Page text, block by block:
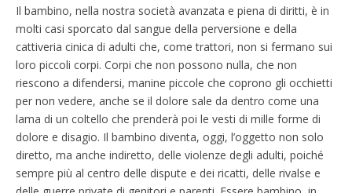
Il bambino, nella nostra società avanzata e piena di diritti, è in
molti casi sporcato dal sangue della perversione e della
cattiveria cinica di adulti che, come trattori, non si fermano sui
loro piccoli corpi. Corpi che non possono nulla, che non
riescono a difendersi, manine piccole che coprono gli occhietti
per non vedere, anche se il dolore sale da dentro come una
lama di un coltello che prenderà poi le vesti di mille forme di
dolore e disagio. Il bambino diventa, oggi, l’oggetto non solo
diretto, ma anche indiretto, delle violenze degli adulti, poiché
sempre più al centro delle dispute e dei ricatti, delle rivalse e